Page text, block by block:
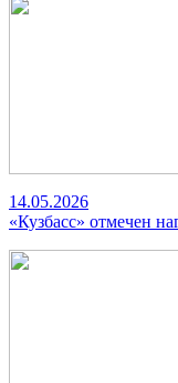
14.05.2026
«Кузбасс» отмечен